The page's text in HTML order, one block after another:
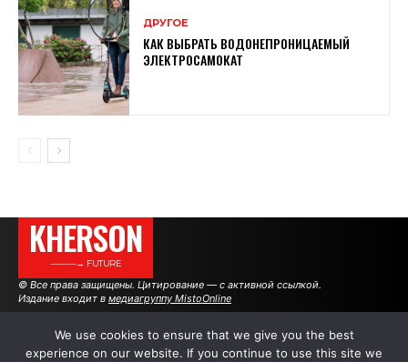
ДРУГОЕ
КАК ВЫБРАТЬ ВОДОНЕПРОНИЦАЕМЫЙ
ЭЛЕКТРОСАМОКАТ
KHERSON
———→ FUTURE
© Все права защищены. Цитирование — с активной ссылкой.
Издание входит в медиагруппу MistoOnline
АВТОРЫ РЕКЛАМА НА САЙТЕ
We use cookies to ensure that we give you the best
experience on our website. If you continue to use this site we